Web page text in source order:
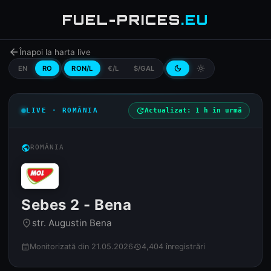
FUEL-PRICES.EU
arrow_backÎnapoi la harta live
EN RO RON/L €/L $/GAL dark_mode light_mode
LIVE · ROMÂNIA updateActualizat: 1 h în urmă
publicROMÂNIA
Sebes 2 - Bena
place str. Augustin Bena
calendar_month Monitorizată din 21.05.2026history4,404 înregistrări